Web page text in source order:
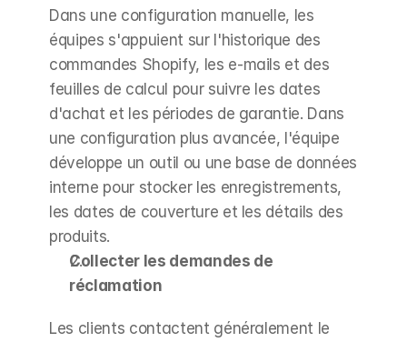
Dans une configuration manuelle, les
équipes s'appuient sur l'historique des
commandes Shopify, les e-mails et des
feuilles de calcul pour suivre les dates
d'achat et les périodes de garantie. Dans
une configuration plus avancée, l'équipe
développe un outil ou une base de données
interne pour stocker les enregistrements,
les dates de couverture et les détails des
produits.
Collecter les demandes de
réclamation
Les clients contactent généralement le